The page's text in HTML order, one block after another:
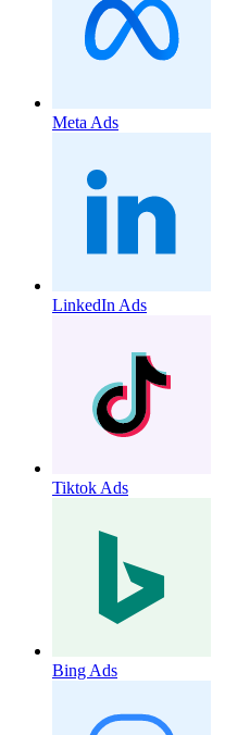
Meta Ads
LinkedIn Ads
Tiktok Ads
Bing Ads